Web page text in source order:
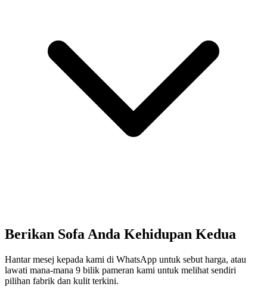
Berikan Sofa Anda Kehidupan Kedua
Hantar mesej kepada kami di WhatsApp untuk sebut harga, atau
lawati mana-mana 9 bilik pameran kami untuk melihat sendiri
pilihan fabrik dan kulit terkini.